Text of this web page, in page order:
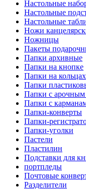
Настольные
Настольные
Настольные
Ножи
Ножницы
Пакеты
Папки архивные
Папки на кнопке
Папки на кольцах
Папки
Папки с
Папки с
Папки-конверты
Папки-
Папки-уголки
Пастели
Пластилин
Подставки для
портпледы
Почтовые
Разделители